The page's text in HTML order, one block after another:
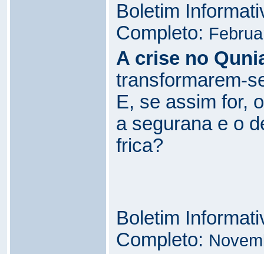
Boletim
Completo:
A crise no
transformarem-
E, se assim for,
a segurana e o
frica?
Boletim
Completo: